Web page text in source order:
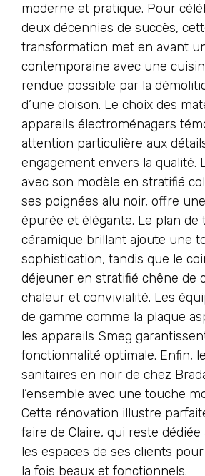
moderne et pratique. Pour
deux décennies de succès,
transformation met en avant
contemporaine avec une
rendue possible par la
d’une cloison. Le choix des
appareils électroménagers
attention particulière aux
engagement envers la qualité.
avec son modèle en stratifié
ses poignées alu noir, offre
épurée et élégante. Le plan de
céramique brillant ajoute une
sophistication, tandis que le
déjeuner en stratifié chêne de
chaleur et convivialité. Les
de gamme comme la plaque
les appareils Smeg
fonctionnalité optimale. Enfin,
sanitaires en noir de chez
l’ensemble avec une touche
Cette rénovation illustre
faire de Claire, qui reste
les espaces de ses clients pour
la fois beaux et fonctionnels.